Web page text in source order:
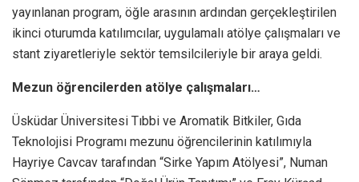
yayınlanan program, öğle arasının ardından gerçekleştirilen
ikinci oturumda katılımcılar, uygulamalı atölye çalışmaları ve
stant ziyaretleriyle sektör temsilcileriyle bir araya geldi.
Mezun öğrencilerden atölye çalışmaları…
Üsküdar Üniversitesi Tıbbi ve Aromatik Bitkiler, Gıda
Teknolojisi Programı mezunu öğrencilerinin katılımıyla
Hayriye Cavcav tarafından “Sirke Yapım Atölyesi”, Numan